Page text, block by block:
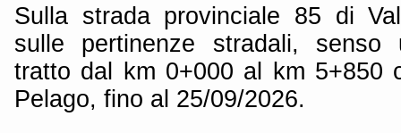
Sulla strada provinciale 85 di
sulle pertinenze stradali, senso
tratto dal km 0+000 al km 5+850
Pelago, fino al 25/09/2026.